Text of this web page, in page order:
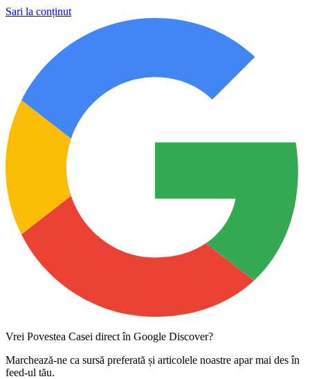
Sari la conținut
Vrei Povestea Casei direct în Google Discover?
Marchează-ne ca sursă preferată și articolele noastre apar mai des în
feed-ul tău.